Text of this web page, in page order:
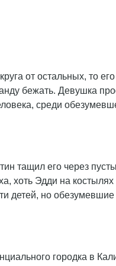
от остальных, то
бежать. Девушка
среди
тащил его через
хоть Эдди на
детей, но
городка в